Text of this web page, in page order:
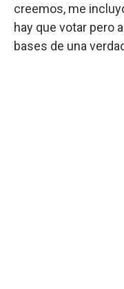
creemos, me
hay que votar pero
bases de una